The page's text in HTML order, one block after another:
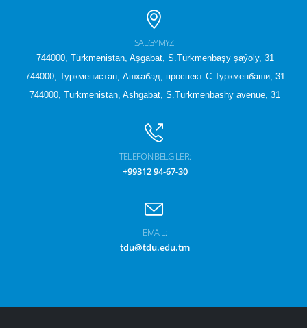
SALGYMYZ:
744000, Türkmenistan, Aşgabat, S.Türkmenbaşy şaýoly, 31
744000, Туркменистан, Ашхабад, проспект С.Туркменбаши, 31
744000, Turkmenistan, Ashgabat, S.Turkmenbashy avenue, 31
TELEFON BELGILER:
+99312 94-67-30
EMAIL:
tdu@tdu.edu.tm